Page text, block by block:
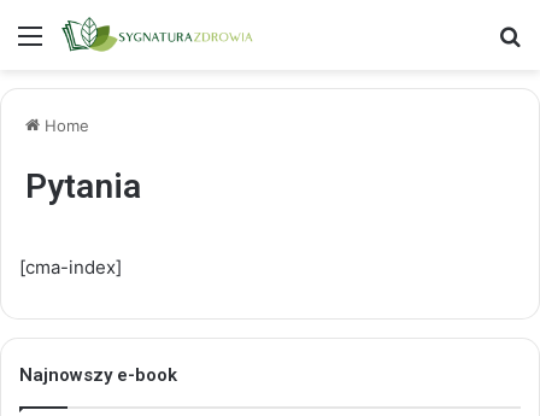
Menu
Home
Pytania
[cma-index]
Najnowszy e-book